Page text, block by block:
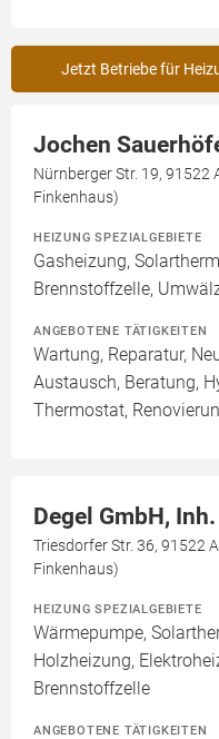
Jetzt Betriebe für
Jochen
Nürnberger Str. 19, 91522
Finkenhaus)
HEIZUNG SPEZIALGEBIETE
Gasheizung,
Brennstoffzelle,
ANGEBOTENE TÄTIGKEITEN
Wartung, Reparatur,
Austausch, Beratung,
Thermostat,
Degel GmbH,
Triesdorfer Str. 36, 91522
Finkenhaus)
HEIZUNG SPEZIALGEBIETE
Wärmepumpe,
Holzheizung,
Brennstoffzelle
ANGEBOTENE TÄTIGKEITEN